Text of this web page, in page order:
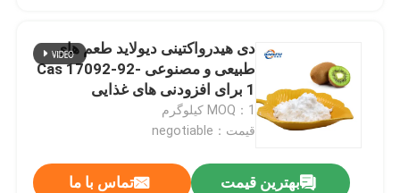
دی هیدرواکتینی دیولاید طعم های
طبیعی و مصنوعی Cas 17092-92-
1 برای افزودنی های غذایی
MOQ：1 کیلوگرم
قیمت：negotiable
بهترین قیمت تماس با ما